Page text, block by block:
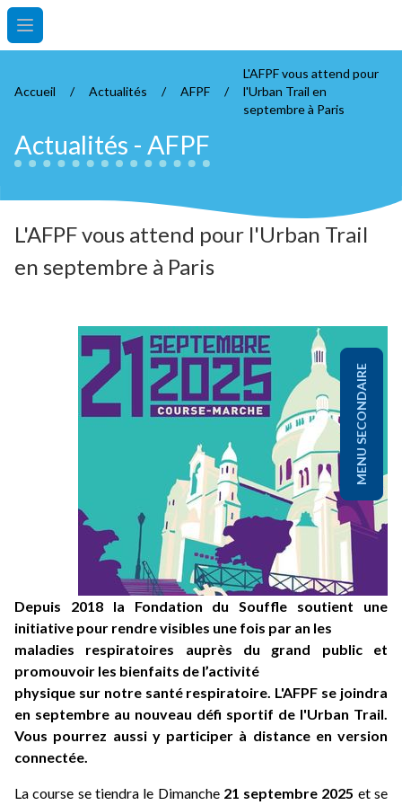
Open main menu
Accueil / Actualités / AFPF /
L'AFPF vous attend pour
l'Urban Trail en
septembre à Paris
Actualités - AFPF
L'AFPF vous attend pour l'Urban Trail
en septembre à Paris
Depuis 2018 la Fondation du Souffle soutient une
initiative pour rendre visibles une fois par an les
maladies respiratoires auprès du grand public et
promouvoir les bienfaits de l’activité
physique sur notre santé respiratoire. L'AFPF se joindra
en septembre au nouveau défi sportif de l'Urban Trail.
Vous pourrez aussi y participer à distance en version
connectée.
La course se tiendra le Dimanche 21 septembre 2025 et se
MENU SECONDAIRE